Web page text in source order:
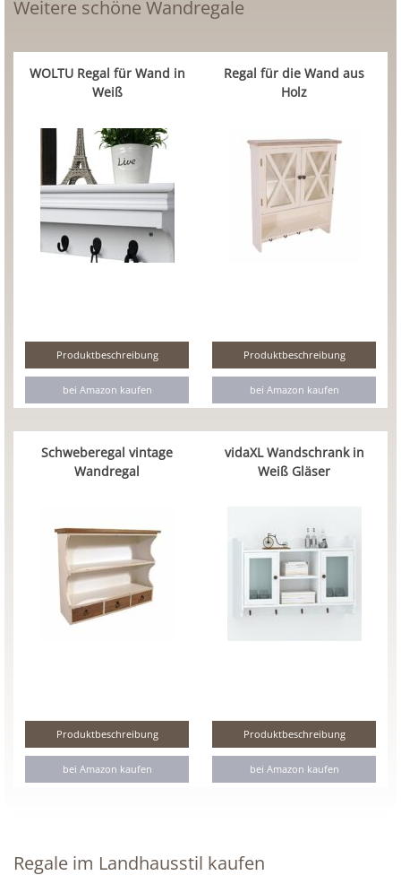
Weitere schöne Wandregale
WOLTU Regal für Wand in
Weiß
Produktbeschreibung
bei Amazon kaufen
Regal für die Wand aus
Holz
Produktbeschreibung
bei Amazon kaufen
Schweberegal vintage
Wandregal
Produktbeschreibung
bei Amazon kaufen
vidaXL Wandschrank in
Weiß Gläser
Produktbeschreibung
bei Amazon kaufen
Regale im Landhausstil kaufen